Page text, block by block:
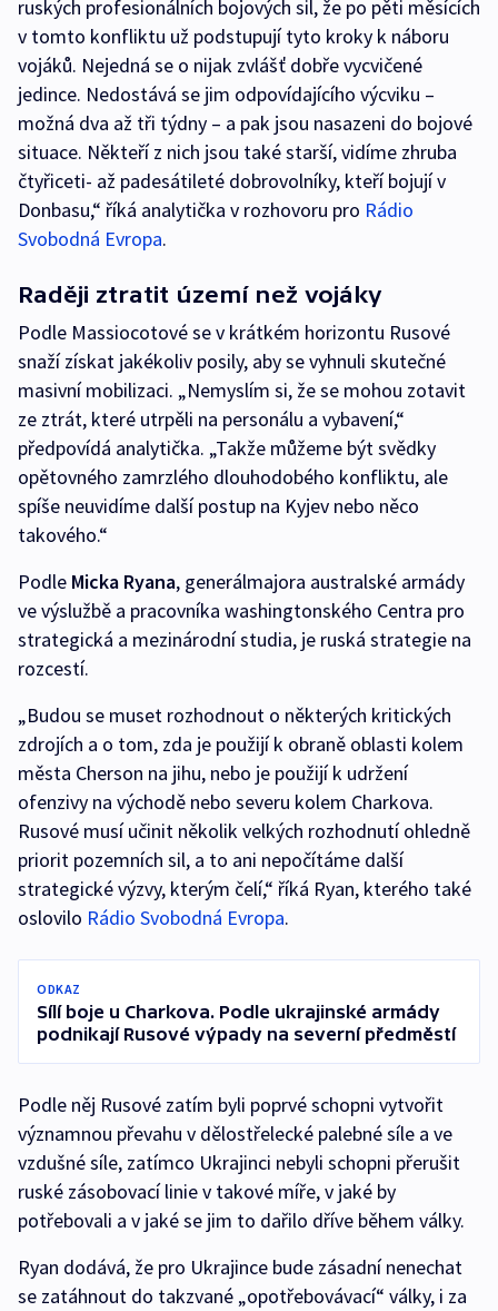
ruských profesionálních bojových sil, že po pěti měsících
v tomto konfliktu už podstupují tyto kroky k náboru
vojáků. Nejedná se o nijak zvlášť dobře vycvičené
jedince. Nedostává se jim odpovídajícího výcviku –
možná dva až tři týdny – a pak jsou nasazeni do bojové
situace. Někteří z nich jsou také starší, vidíme zhruba
čtyřiceti- až padesátileté dobrovolníky, kteří bojují v
Donbasu,“ říká analytička v rozhovoru pro Rádio
Svobodná Evropa.
Raději ztratit území než vojáky
Podle Massiocotové se v krátkém horizontu Rusové
snaží získat jakékoliv posily, aby se vyhnuli skutečné
masivní mobilizaci. „Nemyslím si, že se mohou zotavit
ze ztrát, které utrpěli na personálu a vybavení,“
předpovídá analytička. „Takže můžeme být svědky
opětovného zamrzlého dlouhodobého konfliktu, ale
spíše neuvidíme další postup na Kyjev nebo něco
takového.“
Podle Micka Ryana, generálmajora australské armády
ve výslužbě a pracovníka washingtonského Centra pro
strategická a mezinárodní studia, je ruská strategie na
rozcestí.
„Budou se muset rozhodnout o některých kritických
zdrojích a o tom, zda je použijí k obraně oblasti kolem
města Cherson na jihu, nebo je použijí k udržení
ofenzivy na východě nebo severu kolem Charkova.
Rusové musí učinit několik velkých rozhodnutí ohledně
priorit pozemních sil, a to ani nepočítáme další
strategické výzvy, kterým čelí,“ říká Ryan, kterého také
oslovilo Rádio Svobodná Evropa.
ODKAZ
Sílí boje u Charkova. Podle ukrajinské armády
podnikají Rusové výpady na severní předměstí
Podle něj Rusové zatím byli poprvé schopni vytvořit
významnou převahu v dělostřelecké palebné síle a ve
vzdušné síle, zatímco Ukrajinci nebyli schopni přerušit
ruské zásobovací linie v takové míře, v jaké by
potřebovali a v jaké se jim to dařilo dříve během války.
Ryan dodává, že pro Ukrajince bude zásadní nenechat
se zatáhnout do takzvané „opotřebovávací“ války, i za